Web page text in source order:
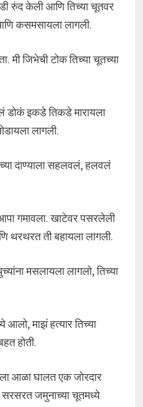
रुंद केली आणि तिच्या चूतवर
कसमसायला लागली.
मी जिभेची टोक तिच्या चूतच्या
इकडे तिकडे मारायला
लागली.
दाण्याला सहलवलं, हलवलं
गमावला. खाटेवर पसरलेली
थरथरत ती बहायला लागली.
मसलायला लागलो, तिच्या
माझं हत्यार तिच्या
होती.
आळा घालत एक जोरदार
सरसरत जमुनाच्या चूतमध्ये